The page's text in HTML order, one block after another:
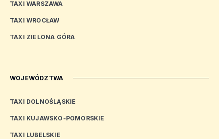
TAXI WARSZAWA
TAXI WROCŁAW
TAXI ZIELONA GÓRA
WOJEWÓDZTWA
TAXI DOLNOŚLĄSKIE
TAXI KUJAWSKO-POMORSKIE
TAXI LUBELSKIE